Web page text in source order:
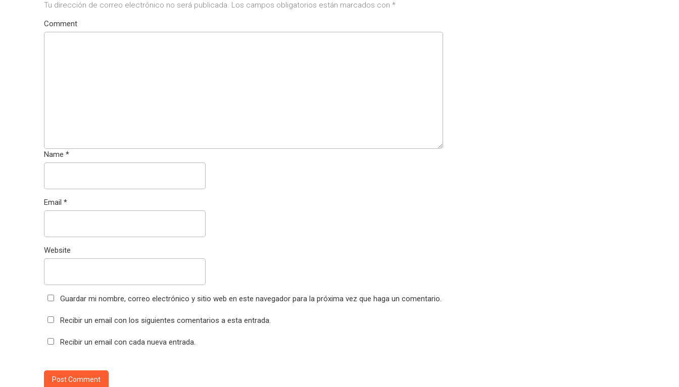
Tu dirección de correo electrónico no será publicada. Los campos obligatorios están marcados con *
Comment
Name *
Email *
Website
Guardar mi nombre, correo electrónico y sitio web en este navegador para la próxima vez que haga un comentario.
Recibir un email con los siguientes comentarios a esta entrada.
Recibir un email con cada nueva entrada.